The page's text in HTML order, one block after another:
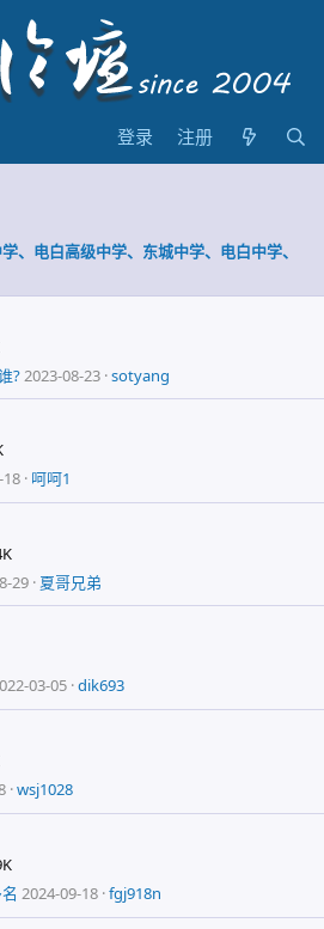
登录 注册
、电白高级中学、东城中学、电白中学、
?2023-08-23 sotyang
18 呵呵1
29 夏哥兄弟
03-05 dik693
wsj1028
2024-09-18 fgj918n